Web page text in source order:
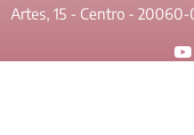
Artes, 15 - Centro - 20060-